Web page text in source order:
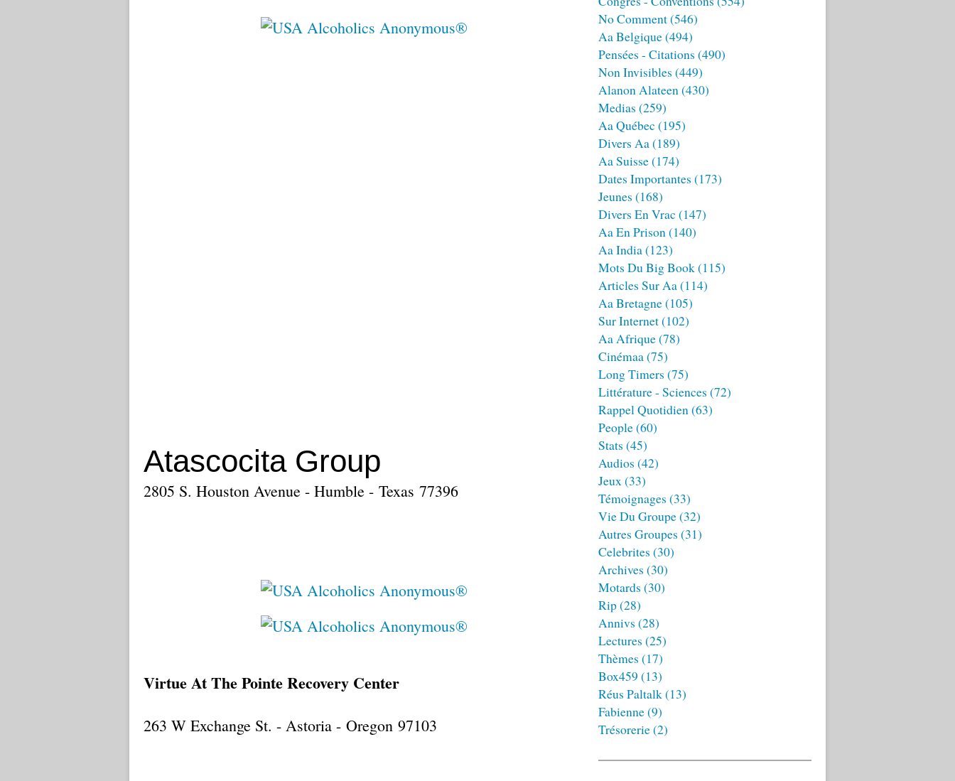
Atascocita Group
2805 S. Houston Avenue - Humble - Texas 77396
Virtue At The Pointe Recovery Center
263 W Exchange St. - Astoria - Oregon 97103
No Comment(546)
Aa Belgique(494)
Pensées - Citations (490)
Non Invisibles (449)
Alanon Alateen(430)
Medias (259)
Aa Québec (195)
Divers Aa(189)
Aa Suisse(174)
Dates Importantes (173)
Jeunes (168)
Divers En Vrac (147)
Aa En Prison(140)
Aa India(123)
Mots Du Big Book(115)
Articles Sur Aa(114)
Aa Bretagne(105)
Sur Internet(102)
Aa Afrique(78)
Cinémaa(75)
Long Timers (75)
Littérature - Sciences (72)
Rappel Quotidien(63)
People(60)
Stats (45)
Audios (42)
Jeux(33)
Témoignages (33)
Vie Du Groupe(32)
Autres Groupes (31)
Celebrites (30)
Archives (30)
Motards (30)
Rip(28)
Annivs (28)
Lectures (25)
Thèmes (17)
Box459 (13)
Réus Paltalk(13)
Fabienne(9)
Trésorerie(2)